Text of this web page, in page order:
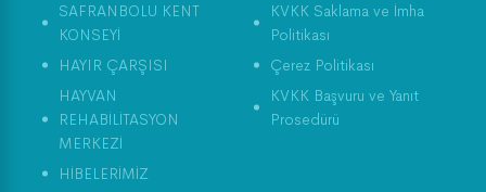
SAFRANBOLU KENT
KONSEYİ
HAYIR ÇARŞISI
HAYVAN
REHABİLİTASYON
MERKEZİ
HİBELERİMİZ
KVKK Saklama ve İmha
Politikası
Çerez Politikası
KVKK Başvuru ve Yanıt
Prosedürü